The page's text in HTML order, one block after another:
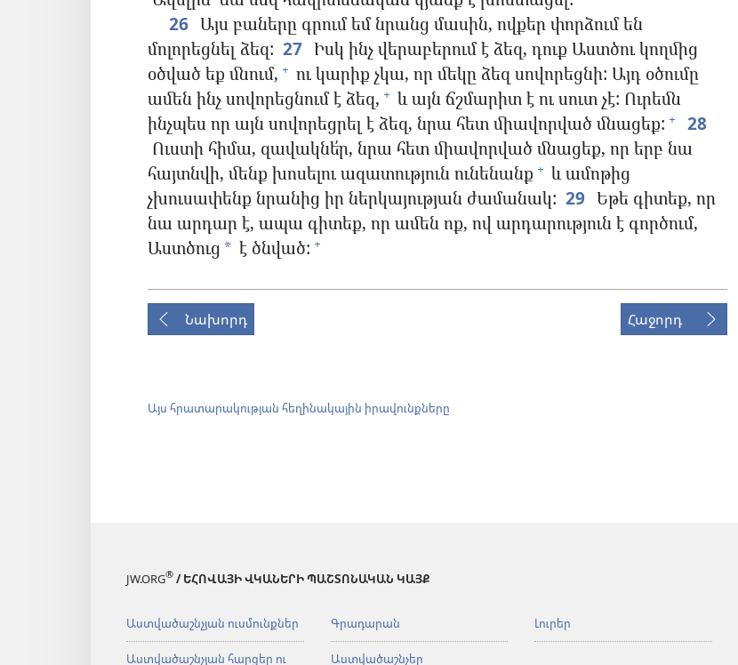
26 Այս բաները գրում եմ նրանց մասին, ովքեր փորձում են
մոլորեցնել ձեզ: 27 Իսկ ինչ վերաբերում է ձեզ, դուք Աստծու կողմից
օծված եք մնում, + ու կարիք չկա, որ մեկը ձեզ սովորեցնի: Այդ օծումը
ամեն ինչ սովորեցնում է ձեզ, + և այն ճշմարիտ է ու սուտ չէ: Ուրեմն
ինչպես որ այն սովորեցրել է ձեզ, նրա հետ միավորված մնացեք: +
28
Ուստի հիմա, զավակնե՛ր, նրա հետ միավորված մնացեք, որ երբ նա
հայտնվի, մենք խոսելու ազատություն ունենանք + և ամոթից
չխուսափենք նրանից իր ներկայության ժամանակ: 29 Եթե գիտեք, որ
նա արդար է, ապա գիտեք, որ ամեն ոք, ով արդարություն է գործում,
Աստծուց * է ծնված: +
Նախորդ Հաջորդ
Այս հրատարակության հեղինակային իրավունքները
JW.ORG® / ԵՀՈՎԱՅԻ ՎԿԱՆԵՐԻ ՊԱՇՏՈՆԱԿԱՆ ԿԱՅՔ
Աստվածաշնչյան ուսմունքներ
Աստվածաշնչյան հարցեր ու
Գրադարան
Աստվածաշնչեր
Լուրեր